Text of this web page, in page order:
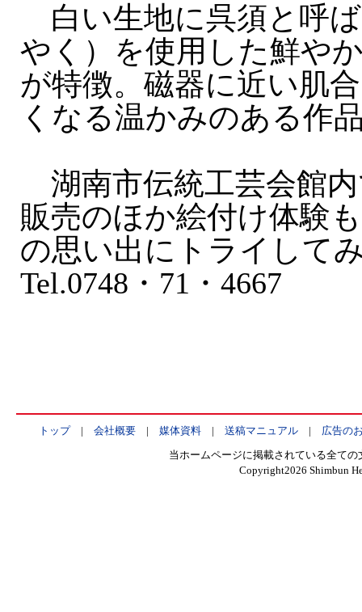
白い生地に呉須と呼
やく）を使用した鮮や
が特徴。磁器に近い肌
くなる温かみのある作
湖南市伝統工芸会館
販売のほか絵付け体験
の思い出にトライして
Tel.0748・71・4667
トップ| 会社概要| 媒体資料| 送稿マニュアル| 広告の
当ホームページに掲載されている全て
Copyright2026 Shimbun